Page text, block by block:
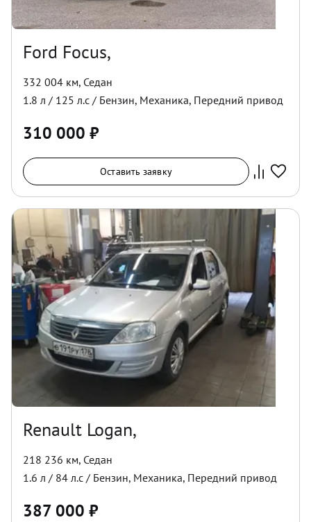
Ford Focus,
332 004 км, Седан
1.8 л / 125 л.с / Бензин, Механика, Передний привод
310 000 ₽
Оставить заявку
Renault Logan,
218 236 км, Седан
1.6 л / 84 л.с / Бензин, Механика, Передний привод
387 000 ₽